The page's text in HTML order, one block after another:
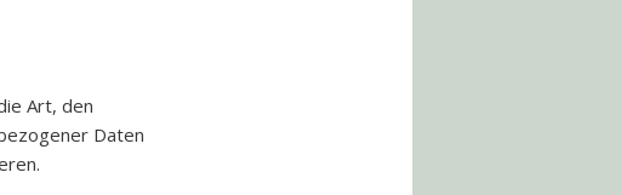
Art, den
Daten